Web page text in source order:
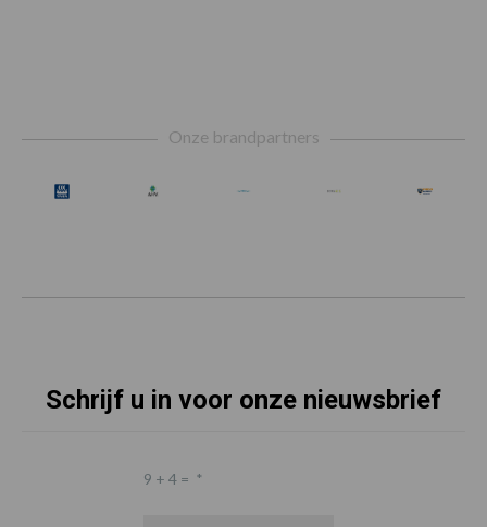
Onze brandpartners
Schrijf u in voor onze nieuwsbrief
9 + 4 = *